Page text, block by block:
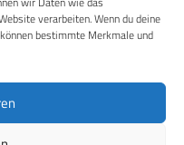
verarbeiten. Wenn du deine
bestimmte Merkmale und